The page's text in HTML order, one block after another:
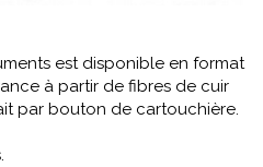
est disponible en format
à partir de fibres de cuir
par bouton de cartouchière.